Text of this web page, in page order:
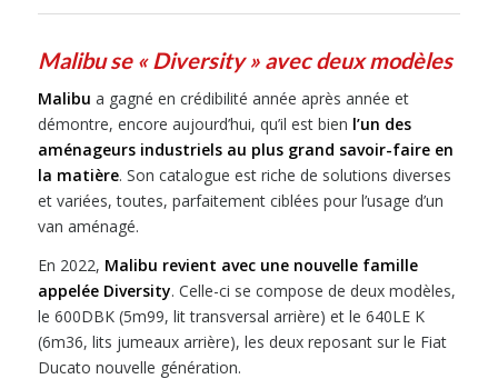
Malibu se « Diversity » avec deux modèles
Malibu a gagné en crédibilité année après année et
démontre, encore aujourd’hui, qu’il est bien l’un des
aménageurs industriels au plus grand savoir-faire en
la matière. Son catalogue est riche de solutions diverses
et variées, toutes, parfaitement ciblées pour l’usage d’un
van aménagé.
En 2022, Malibu revient avec une nouvelle famille
appelée Diversity. Celle-ci se compose de deux modèles,
le 600DBK (5m99, lit transversal arrière) et le 640LE K
(6m36, lits jumeaux arrière), les deux reposant sur le Fiat
Ducato nouvelle génération.